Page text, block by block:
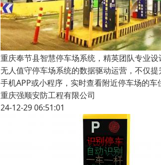
重庆奉节县智慧停车场系统，精英团队专业设
无人值守停车场系统的数据驱动运营，不仅
手机APP或小程序，实时查看附近停车场的
重庆强顺安防工程有限公司
24-12-29 06:51:01